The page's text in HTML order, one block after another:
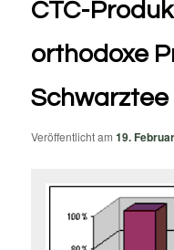
CTC-
orthodoxe
Schwarztee
Veröffentlicht am19.